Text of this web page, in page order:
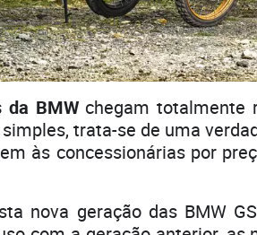
da BMWchegam totalmente
trata-se de uma
às concessionárias por
nova geração das BMW